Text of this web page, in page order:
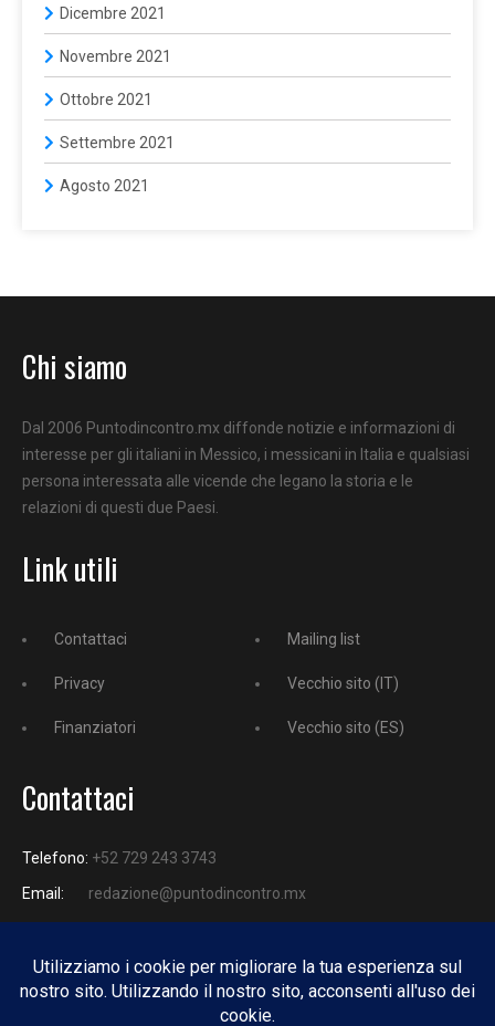
Dicembre 2021
Novembre 2021
Ottobre 2021
Settembre 2021
Agosto 2021
Chi siamo
Dal 2006 Puntodincontro.mx diffonde notizie e informazioni di
interesse per gli italiani in Messico, i messicani in Italia e qualsiasi
persona interessata alle vicende che legano la storia e le
relazioni di questi due Paesi.
Link utili
Contattaci
Privacy
Finanziatori
Mailing list
Vecchio sito (IT)
Vecchio sito (ES)
Contattaci
Telefono: +52 729 243 3743
Email:
redazione@puntodincontro.mx
PUNTODINCONTRO